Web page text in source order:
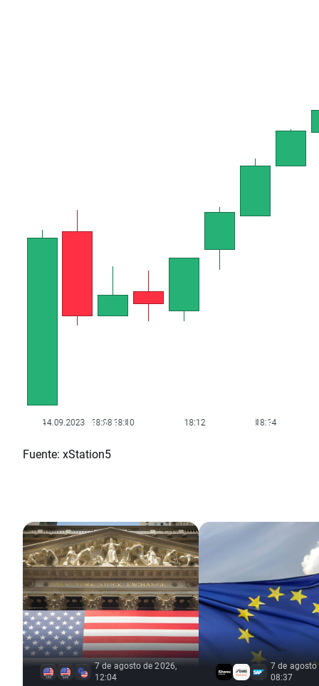
Fuente: xStation5
7 de agosto de 2026,
12:04
7 de agosto
08:37